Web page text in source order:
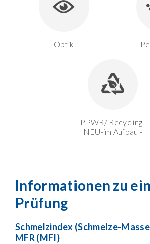
Optik
PPWR/ Recycling-
NEU-im Aufbau -
Informationen zu
Prüfung
Schmelzindex (Schmelze-
MFR (MFI)